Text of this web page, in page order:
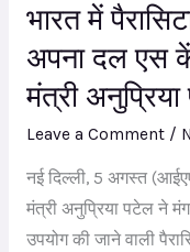
भारत में
अपना दल एस
मंत्री
Leave a Comment /
नई दिल्ली, 5 अगस्त
मंत्री अनुप्रिया पटेल ने
उपयोग की जाने वाली
दल
एस
केंद्रीय
राज्य
मंत्री अनुप्रिया
पटेल
ने
दी